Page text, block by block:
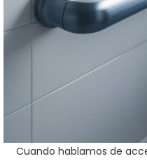
Cuando hablamos de